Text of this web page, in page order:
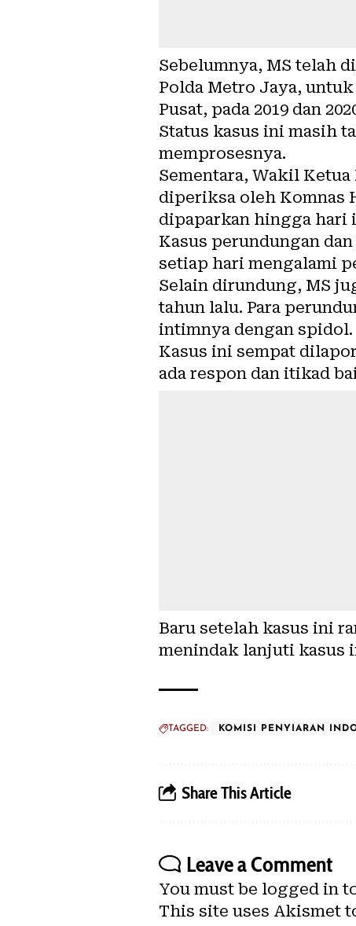
Sebelumnya, MS telah
Polda Metro Jaya,
Pusat, pada 2019 dan
Status kasus ini masih
memprosesnya.
Sementara, Wakil
diperiksa oleh Komnas
dipaparkan hingga hari
Kasus perundungan
setiap hari mengalami
Selain dirundung, MS
tahun lalu. Para
intimnya dengan spidol.
Kasus ini sempat
ada respon dan itikad
Baru setelah kasus ini
menindak lanjuti kasus
TAGGED: KOMISI PENYIARAN
Share This Article
Leave a Comment
You must be logged in
This site uses Akismet